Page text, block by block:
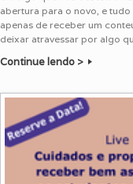
abertura para o novo, e
apenas de receber um
deixar atravessar por algo
Continue lendo >